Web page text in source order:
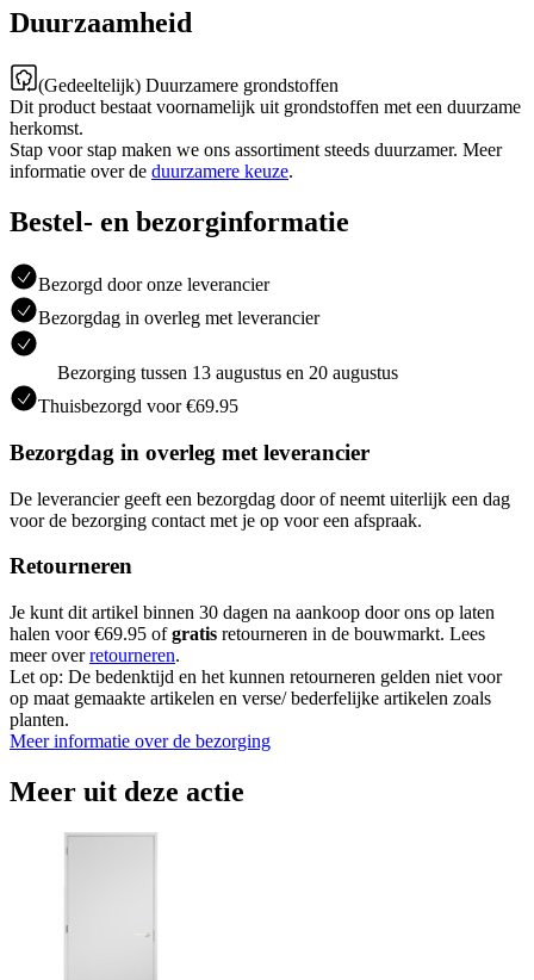
Duurzaamheid
(Gedeeltelijk) Duurzamere grondstoffen
Dit product bestaat voornamelijk uit grondstoffen met een duurzame
herkomst.
Stap voor stap maken we ons assortiment steeds duurzamer. Meer
informatie over de duurzamere keuze.
Bestel- en bezorginformatie
Bezorgd door onze leverancier
Bezorgdag in overleg met leverancier
Bezorging tussen 13 augustus en 20 augustus
Thuisbezorgd voor €69.95
Bezorgdag in overleg met leverancier
De leverancier geeft een bezorgdag door of neemt uiterlijk een dag
voor de bezorging contact met je op voor een afspraak.
Retourneren
Je kunt dit artikel binnen 30 dagen na aankoop door ons op laten
halen voor €69.95 ofgratis retourneren in de bouwmarkt. Lees
meer overretourneren.
Let op: De bedenktijd en het kunnen retourneren gelden niet voor
op maat gemaakte artikelen en verse/ bederfelijke artikelen zoals
planten.
Meer informatie over de bezorging
Meer uit deze actie